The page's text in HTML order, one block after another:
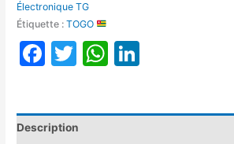
Électronique TG
Étiquette :TOGO
Facebook
TwitterWhatsApp
Description